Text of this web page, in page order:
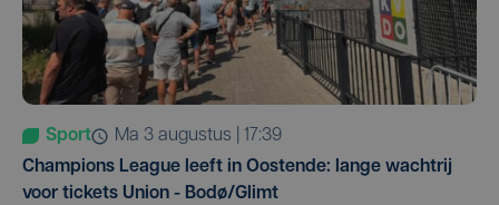
Sport
ma 3 augustus | 17:39
Champions League leeft in Oostende: lange wachtrij
voor tickets Union - Bodø/Glimt